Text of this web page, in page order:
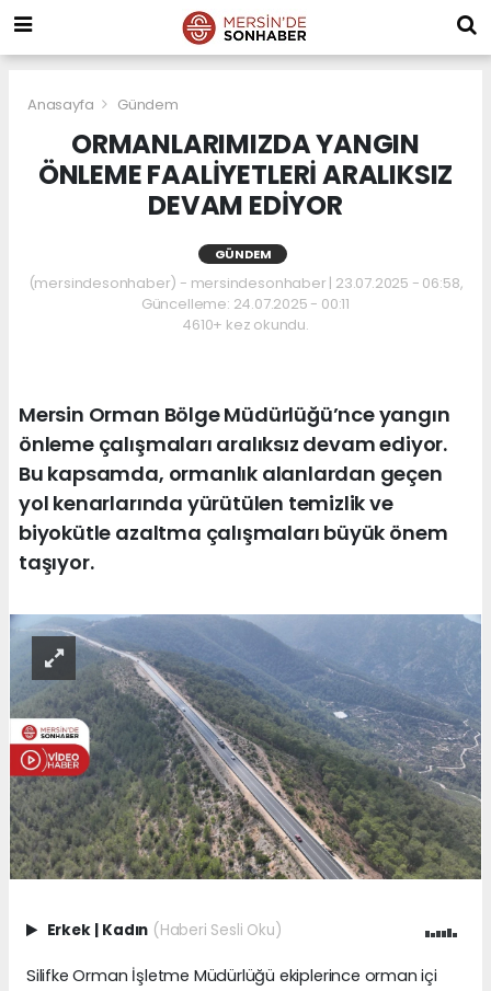
Anasayfa Gündem
ORMANLARIMIZDA YANGIN
ÖNLEME FAALİYETLERİ ARALIKSIZ
DEVAM EDİYOR
GÜNDEM
(mersindesonhaber) - mersindesonhaber | 23.07.2025 - 06:58,
Güncelleme: 24.07.2025 - 00:11
4610+ kez okundu.
Mersin Orman Bölge Müdürlüğü’nce yangın
önleme çalışmaları aralıksız devam ediyor.
Bu kapsamda, ormanlık alanlardan geçen
yol kenarlarında yürütülen temizlik ve
biyokütle azaltma çalışmaları büyük önem
taşıyor.
Erkek | Kadın (Haberi Sesli Oku)
Silifke Orman İşletme Müdürlüğü ekiplerince orman içi